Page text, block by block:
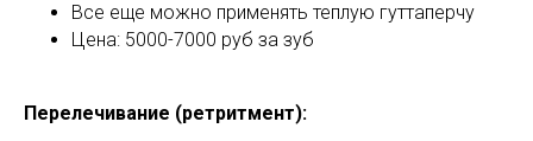
Все еще можно применять теплую гуттаперчу
Цена: 5000-7000 руб за зуб
Перелечивание (ретритмент):